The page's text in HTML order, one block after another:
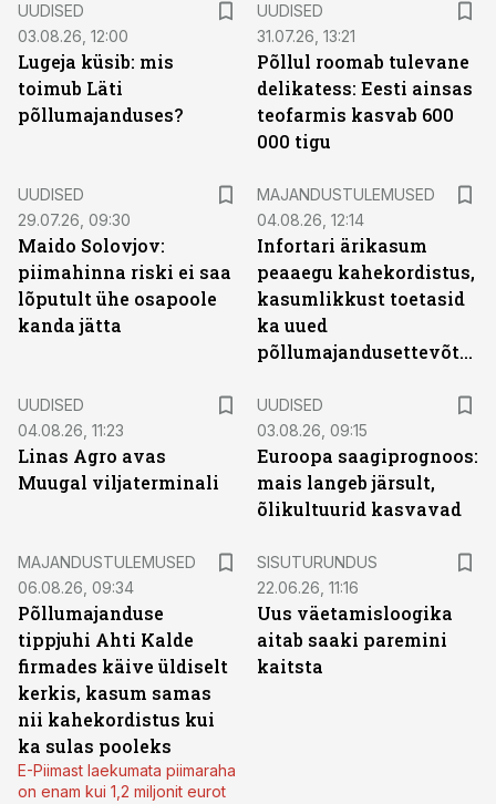
UUDISED
03.08.26, 12:00
Lugeja küsib: mis
toimub Läti
põllumajanduses?
UUDISED
31.07.26, 13:21
Põllul roomab tulevane
delikatess: Eesti ainsas
teofarmis kasvab 600
000 tigu
UUDISED
29.07.26, 09:30
Maido Solovjov:
piimahinna riski ei saa
lõputult ühe osapoole
kanda jätta
MAJANDUSTULEMUSED
04.08.26, 12:14
Infortari ärikasum
peaaegu kahekordistus,
kasumlikkust toetasid
ka uued
põllumajandusettevõtted
UUDISED
04.08.26, 11:23
Linas Agro avas
Muugal viljaterminali
UUDISED
03.08.26, 09:15
Euroopa saagiprognoos:
mais langeb järsult,
õlikultuurid kasvavad
MAJANDUSTULEMUSED
06.08.26, 09:34
Põllumajanduse
tippjuhi Ahti Kalde
firmades käive üldiselt
kerkis, kasum samas
nii kahekordistus kui
ka sulas pooleks
E-Piimast laekumata piimaraha
on enam kui 1,2 miljonit eurot
SISUTURUNDUS
22.06.26, 11:16
Uus väetamisloogika
aitab saaki paremini
kaitsta